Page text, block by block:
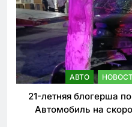
АВТО
21-летняя блогерша
Автомобиль на